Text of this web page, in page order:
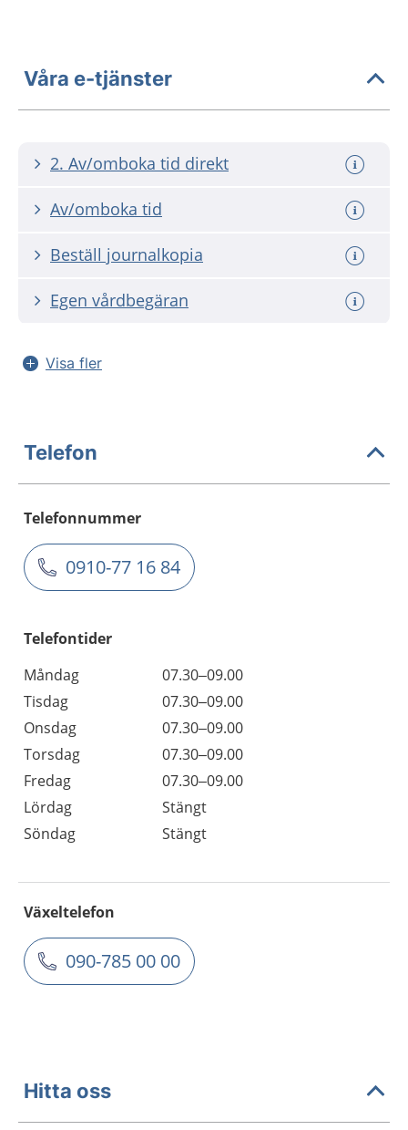
Våra e-tjänster
2. Av/omboka tid direkt
Av/omboka tid
Beställ journalkopia
Egen vårdbegäran
Visa fler
Telefon
Telefonnummer
0910-77 16 84
Telefontider
Måndag
07.30–09.00
Tisdag
07.30–09.00
Onsdag
07.30–09.00
Torsdag
07.30–09.00
Fredag
07.30–09.00
Lördag
Stängt
Söndag
Stängt
Växeltelefon
090-785 00 00
Hitta oss